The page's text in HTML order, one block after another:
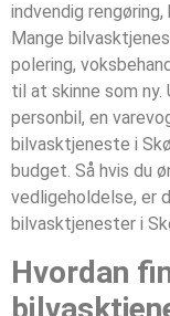
indvendig
Mange
polering,
til at skinne som ny.
personbil, en
bilvasktjeneste i
budget. Så hvis du
vedligeholdelse, er
bilvasktjenester i
Hvordan